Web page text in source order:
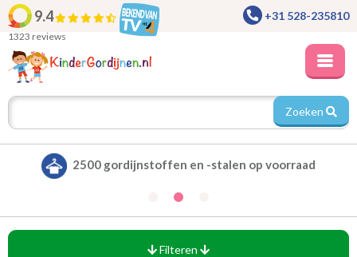
9.4
1323 reviews
+31 528-235810
Zoeken
Alle gordijnen verduisterend leverbaar
Filteren